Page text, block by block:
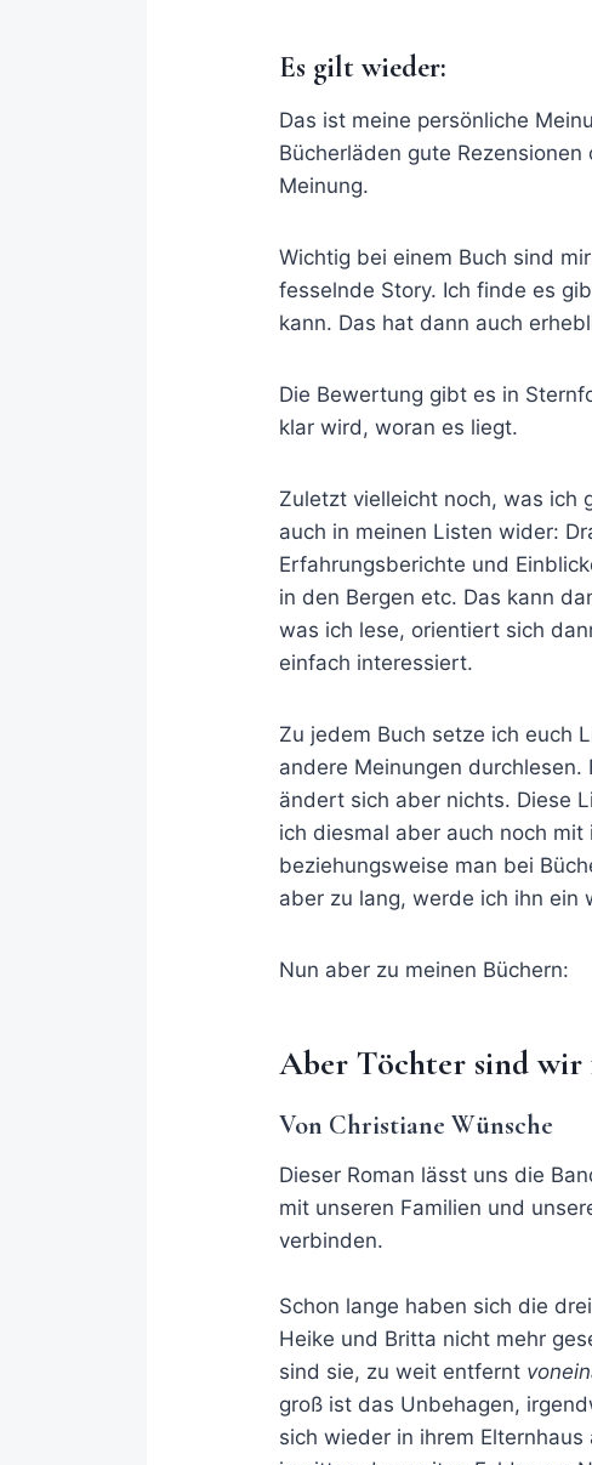
Es gilt wieder:
Das ist meine persönliche
Bücherläden gute
Meinung.
Wichtig bei einem Buch sind
fesselnde Story. Ich finde es
kann. Das hat dann auch
Die Bewertung gibt es in
klar wird, woran es liegt.
Zuletzt vielleicht noch, was ich
auch in meinen Listen wider:
Erfahrungsberichte und
in den Bergen etc. Das kann
was ich lese, orientiert sich
einfach interessiert.
Zu jedem Buch setze ich euch
andere Meinungen
ändert sich aber nichts. Diese
ich diesmal aber auch noch
beziehungsweise man bei
aber zu lang, werde ich ihn ein
Nun aber zu meinen Büchern:
Aber Töchter sind
Von Christiane Wünsche
Dieser Roman lässt uns die
mit unseren Familien und
verbinden.
Schon lange haben sich die
Heike und Britta nicht mehr
sind sie, zu weit entfernt
groß ist das Unbehagen,
sich wieder in ihrem Elternhaus